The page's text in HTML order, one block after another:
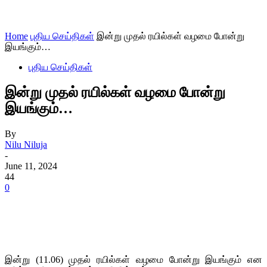
Home புதிய செய்திகள் இன்று முதல் ரயில்கள் வழமை போன்று
இயங்கும்…
புதிய செய்திகள்
இன்று முதல் ரயில்கள் வழமை போன்று
இயங்கும்…
By
Nilu Niluja
-
June 11, 2024
44
0
இன்று (11.06) முதல் ரயில்கள் வழமை போன்று இயங்கும் என